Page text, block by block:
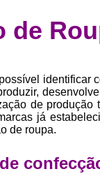
de
identificar
de
já
de roupa.